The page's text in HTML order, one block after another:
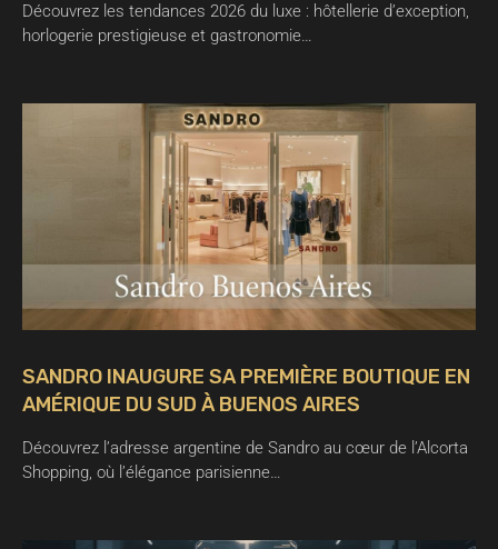
Découvrez les tendances 2026 du luxe : hôtellerie d’exception,
horlogerie prestigieuse et gastronomie…
SANDRO INAUGURE SA PREMIÈRE BOUTIQUE EN
AMÉRIQUE DU SUD À BUENOS AIRES
Découvrez l’adresse argentine de Sandro au cœur de l’Alcorta
Shopping, où l’élégance parisienne…